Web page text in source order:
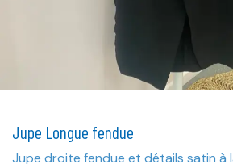
Jupe Longue fendue
Jupe droite fendue et détails satin à